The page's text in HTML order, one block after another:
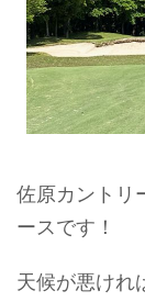
佐原カントリ
ースです！
天候が悪けれ